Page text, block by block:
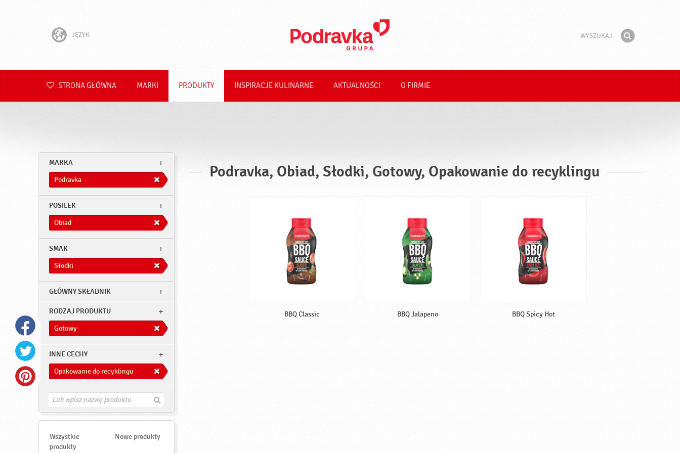
JĘZYK
Hrvatski
Română
STRONA GŁÓWNA MARKI PRODUKTY INSPIRACJE KULINARNE AKTUALNOŚCI O FIRMIE
MARKA
Podravka
POSILEK
Obiad
SMAK
Słodki
GŁÓWNY SKŁADNIK
RODZAJ PRODUKTU
Gotowy
INNE CECHY
Opakowanie do recyklingu
Z
d
Wszystkie
produkty
Nowe produkty
Podravka, Obiad, Słodki, Gotowy, Opakowanie do recyklingu
BBQ Classic BBQ Jalapeno BBQ Spicy Hot